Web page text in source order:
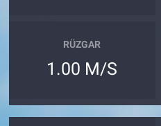
RÜZGAR
1.00 M/S